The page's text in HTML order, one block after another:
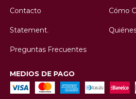
Contacto Cómo
Statement.
Preguntas Frecuentes
MEDIOS DE PAGO